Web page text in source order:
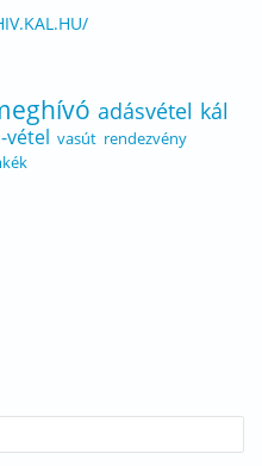
adásvétel kál
vétel vasút rendezvény